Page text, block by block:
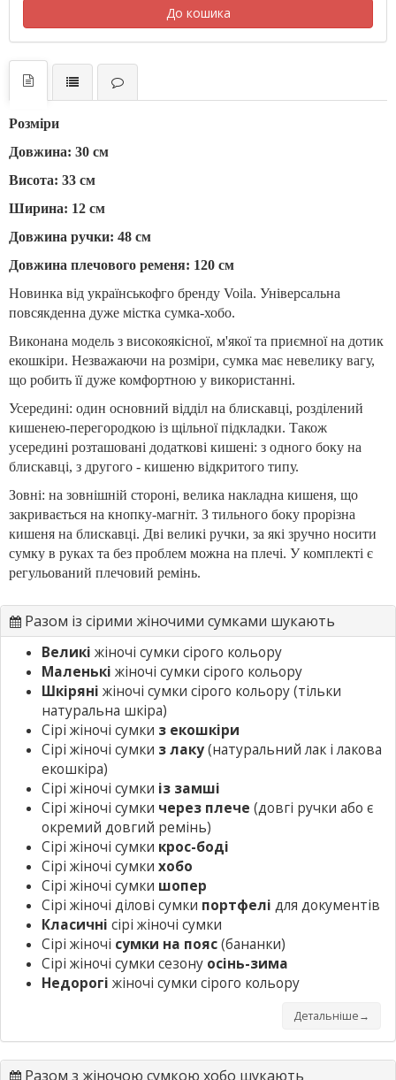
До кошика
Розміри
Довжина: 30 см
Висота: 33 см
Ширина: 12 см
Довжина ручки: 48 см
Довжина плечового ременя: 120 см
Новинка від українськофго бренду Voilа. Універсальна
повсякденна дуже містка сумка-хобо.
Виконана модель з високоякісної, м'якої та приємної на дотик
екошкіри. Незважаючи на розміри, сумка має невелику вагу,
що робить її дуже комфортною у використанні.
Усередині: один основний відділ на блискавці, розділений
кишенею-перегородкою із щільної підкладки. Також
усередині розташовані додаткові кишені: з одного боку на
блискавці, з другого - кишеню відкритого типу.
Зовні: на зовнішній стороні, велика накладна кишеня, що
закривається на кнопку-магніт. З тильного боку прорізна
кишеня на блискавці. Дві великі ручки, за які зручно носити
сумку в руках та без проблем можна на плечі. У комплекті є
регульований плечовий ремінь.
Разом із сірими жіночими сумками шукають
Великі жіночі сумки сірого кольору
Маленькі жіночі сумки сірого кольору
Шкіряні жіночі сумки сірого кольору(тільки
натуральна шкіра)
Сірі жіночі сумки з екошкіри
Сірі жіночі сумки з лаку(натуральний лак і лакова
екошкіра)
Сірі жіночі сумки із замші
Сірі жіночі сумки через плече (довгі ручки або є
окремий довгий ремінь)
Сірі жіночі сумки крос-боді
Сірі жіночі сумки хобо
Сірі жіночі сумки шопер
Сірі жіночі ділові сумки портфелі для документів
Класичні сірі жіночі сумки
Сірі жіночі сумки на пояс(бананки)
Сірі жіночі сумки сезону осінь-зима
Недорогі жіночі сумки сірого кольору
Детальніше→
Разом з жіночою сумкою хобо шукають